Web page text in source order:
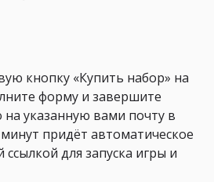
кнопку «Купить набор» на
форму и завершите
на указанную вами почту в
придёт автоматическое
для запуска игры и